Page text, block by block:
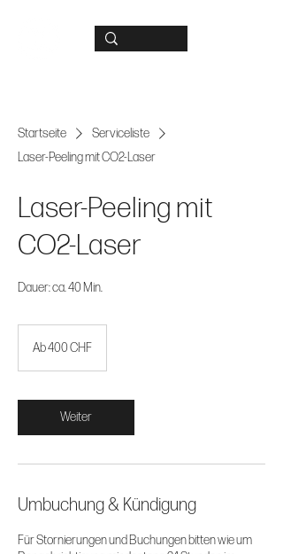
Startseite
Serviceliste
Laser-Peeling mit CO2-Laser
Laser-Peeling mit
CO2-Laser
Dauer: ca. 40 Min.
CHFAb 400 CHF
Weiter
Umbuchung & Kündigung
Für Stornierungen und Buchungen bitten wie um